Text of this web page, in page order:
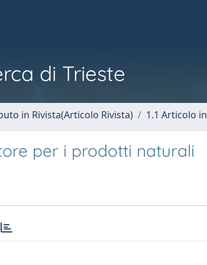
di Trieste
in Rivista(Articolo Rivista) 1.1 Articolo
per i prodotti naturali